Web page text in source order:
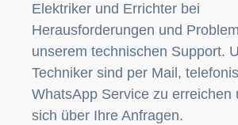
Elektriker und Errichter bei
Herausforderungen und
unserem technischen Support.
Techniker sind per Mail,
WhatsApp Service zu erreichen
sich über Ihre Anfragen.